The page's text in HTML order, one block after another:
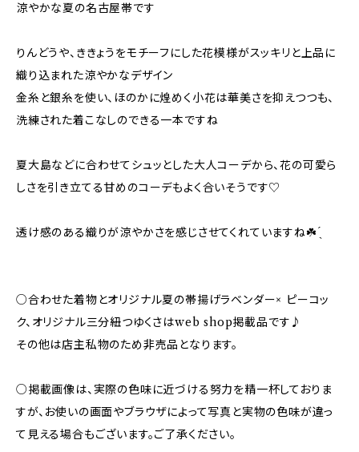
涼やかな夏の名古屋帯です
りんどうや、ききょうをモチーフにした花模様がスッキリと上品に
織り込まれた涼やかなデザイン
金糸と銀糸を使い、ほのかに煌めく小花は華美さを抑えつつも、
洗練された着こなしのできる一本ですね
夏大島などに合わせてシュッとした大人コーデから、花の可愛ら
しさを引き立てる甘めのコーデもよく合いそうです♡
透け感のある織りが涼やかさを感じさせてくれていますね☘️ ̖́
○合わせた着物とオリジナル夏の帯揚げラベンダー× ピーコッ
ク、オリジナル三分紐つゆくさはweb shop掲載品です♪
その他は店主私物のため非売品となります。
○掲載画像は、実際の色味に近づける努力を精一杯しておりま
すが、お使いの画面やブラウザによって写真と実物の色味が違っ
て見える場合もございます。ご了承ください。